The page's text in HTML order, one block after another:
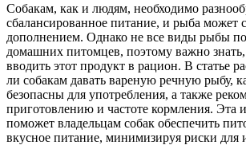
Собакам, как и людям, необходимо
сбалансированное питание, и рыба может
дополнением. Однако не все виды рыбы
домашних питомцев, поэтому важно
вводить этот продукт в рацион. В статье
ли собакам давать вареную речную рыбу,
безопасны для употребления, а также
приготовлению и частоте кормления. Эта
поможет владельцам собак обеспечить
вкусное питание, минимизируя риски для